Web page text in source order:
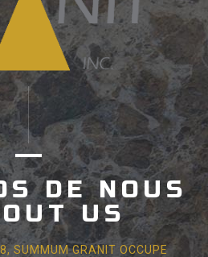
DE NOUS
US
SUMMUM GRANIT OCCUPE